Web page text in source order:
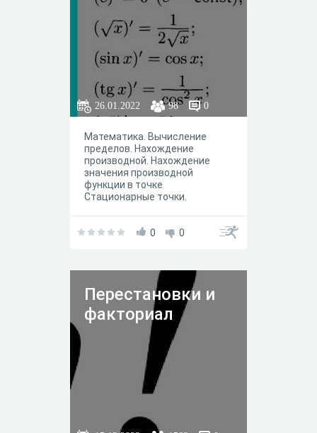
26.01.2022 98 0
Математика. Вычисление
пределов. Нахождение
производной. Нахождение
значения производной
функции в точке
Стационарные точки.
значение. Определенный и
0 0
Перестановки и
факториал